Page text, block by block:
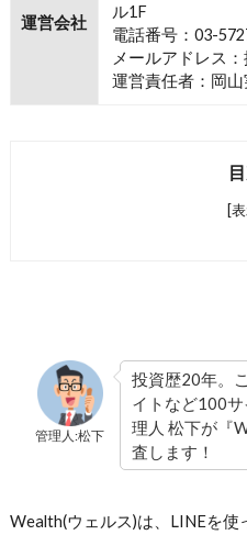
運営会社
ル1F
電話番号：03-
メールアドレス
運営責任者：岡山
[
管理人:松下
投資歴20年。
イトなど100
理人 松下が『
査します！
Wealth(ウェルス)は、LINEを